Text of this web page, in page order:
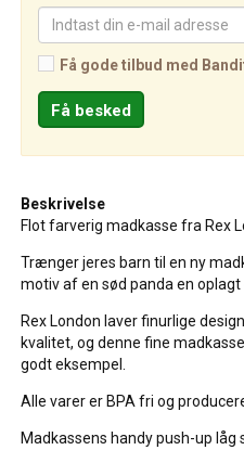
Få gode tilbud med
Beskrivelse
Flot farverig madkasse fra Rex
Trænger jeres barn til en ny
motiv af en sød panda en oplagt
Rex London laver finurlige
kvalitet, og denne fine
godt eksempel.
Alle varer er BPA fri og
Madkassens handy push-up låg